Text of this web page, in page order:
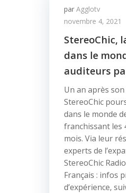
par Agglotv
novembre 4, 2021
StereoChic,
dans le
auditeurs
Un an après
StereoChic
dans le monde
franchissant les
mois. Via leur
experts de
StereoChic
Français : infos
d’expérience,